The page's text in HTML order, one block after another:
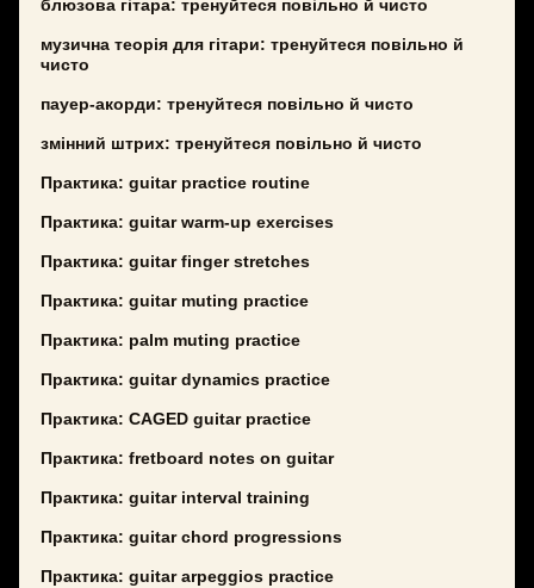
блюзова гітара: тренуйтеся повільно й чисто
музична теорія для гітари: тренуйтеся повільно й
чисто
пауер-акорди: тренуйтеся повільно й чисто
змінний штрих: тренуйтеся повільно й чисто
Практика: guitar practice routine
Практика: guitar warm-up exercises
Практика: guitar finger stretches
Практика: guitar muting practice
Практика: palm muting practice
Практика: guitar dynamics practice
Практика: CAGED guitar practice
Практика: fretboard notes on guitar
Практика: guitar interval training
Практика: guitar chord progressions
Практика: guitar arpeggios practice